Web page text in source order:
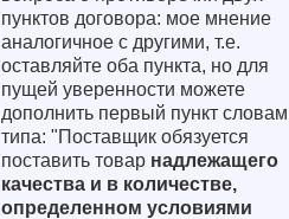
пунктов договора: мое мнение
аналогичное с другими, т.е.
оставляйте оба пункта, но для
пущей уверенности можете
дополнить первый пункт
типа: "Поставщик обязуется
поставить товар надлежащего
качества и в количестве,
определенном условиями